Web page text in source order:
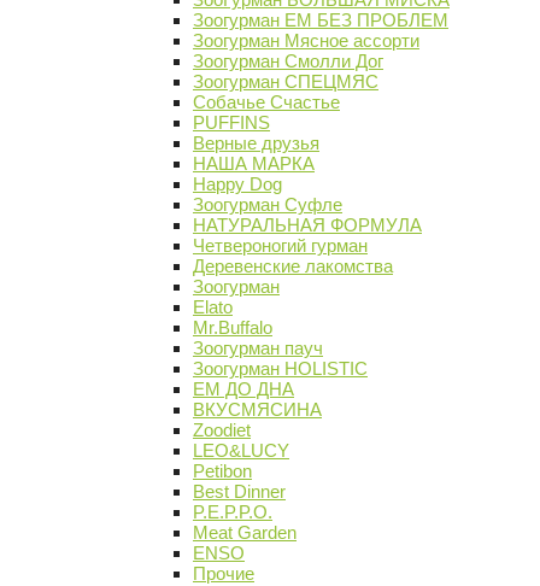
Зоогурман ЕМ БЕЗ ПРОБЛЕМ
Зоогурман Мясное ассорти
Зоогурман Смолли Дог
Зоогурман СПЕЦМЯС
Собачье Счастье
PUFFINS
Верные друзья
НАША МАРКА
Happy Dog
Зоогурман Суфле
НАТУРАЛЬНАЯ ФОРМУЛА
Четвероногий гурман
Деревенские лакомства
Зоогурман
Elato
Mr.Buffalo
Зоогурман пауч
Зоогурман HOLISTIC
ЕМ ДО ДНА
ВКУСМЯСИНА
Zoodiet
LEO&LUCY
Petibon
Best Dinner
P.E.P.P.O.
Meat Garden
ENSO
Прочие